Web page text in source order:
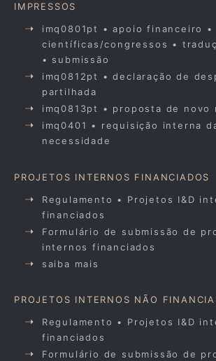
IMPRESSOS
imq0801pt • apoio financeiro •
científicas/congressos •
• submissão
imq0812pt • declaração de
partilhada
imq0813pt • proposta de novo
imq0401 • requisição interna
necessidade
PROJETOS INTERNOS FINANCIADOS
Regulamento • Projetos I&D
financiados
Formulário de submissão de
internos financiados
saiba mais
PROJETOS INTERNOS NÃO
Regulamento • Projetos I&D
financiados
Formulário de submissão de